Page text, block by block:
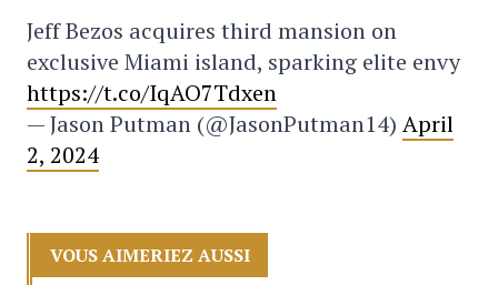
Jeff Bezos acquires third mansion on
exclusive Miami island, sparking elite envy
https://t.co/IqAO7Tdxen
— Jason Putman (@JasonPutman14) April
2, 2024
VOUS AIMERIEZ AUSSI